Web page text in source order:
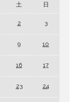
土 日
2 3
9 10
16 17
23 24